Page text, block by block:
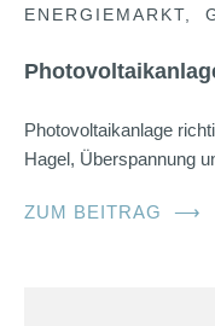
ENERGIEMARKT
Photovoltaikanlage
Hagel, Überspannung
ZUM BEITRAG ⟶